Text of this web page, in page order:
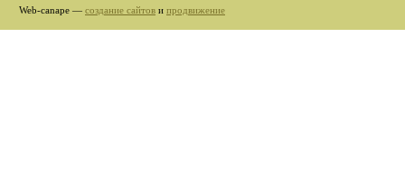
Web-canape — создание сайтов и продвижение